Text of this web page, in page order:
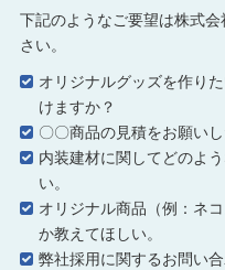
下記のようなご要望は株式
さい。
オリジナルグッズを作り
けますか？
〇〇商品の見積をお願い
内装建材に関してどのよ
い。
オリジナル商品（例：ネ
か教えてほしい。
弊社採用に関するお問い